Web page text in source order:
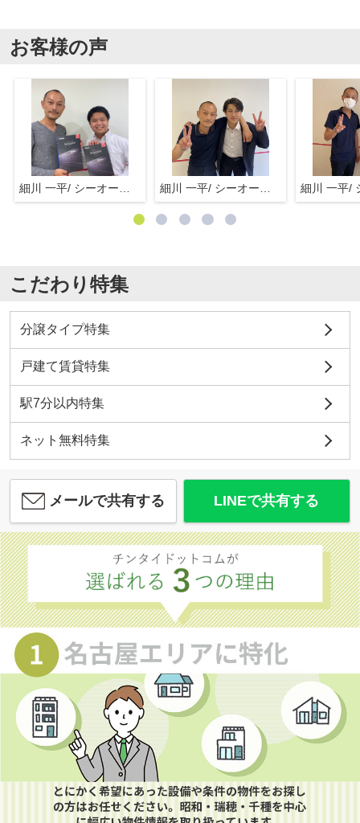
お客様の声
こだわり特集
分譲タイプ特集
戸建て賃貸特集
駅7分以内特集
ネット無料特集
メールで共有する LINEで共有する